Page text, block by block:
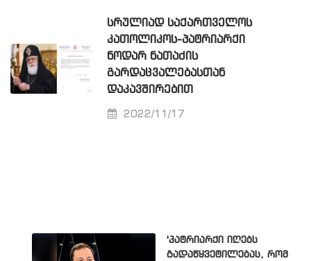
ᲡᲠᲣᲚᲘᲐᲓ ᲡᲐᲥᲐᲠᲗᲕᲔᲚᲝᲡ
ᲙᲐᲗᲝᲚᲘᲙᲝᲡ-ᲞᲐᲢᲠᲘᲐᲠᲥᲘ
ᲜᲝᲓᲐᲠ ᲜᲐᲗᲐᲫᲘᲡ
ᲒᲐᲠᲓᲐᲪᲕᲐᲚᲔᲑᲐᲡᲗᲐᲜ
ᲓᲐᲙᲐᲕᲨᲘᲠᲔᲑᲘᲗ
2022/11/17
'პატრიარქი იღებს
გადაწყვეტილებას, რომ